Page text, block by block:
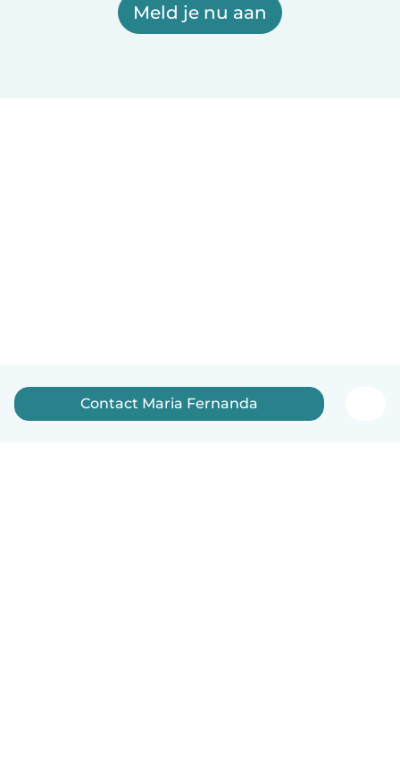
Meld je nu aan
Contact Maria Fernanda